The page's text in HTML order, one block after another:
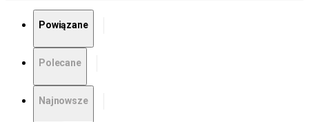
Powiązane
Polecane
Najnowsze